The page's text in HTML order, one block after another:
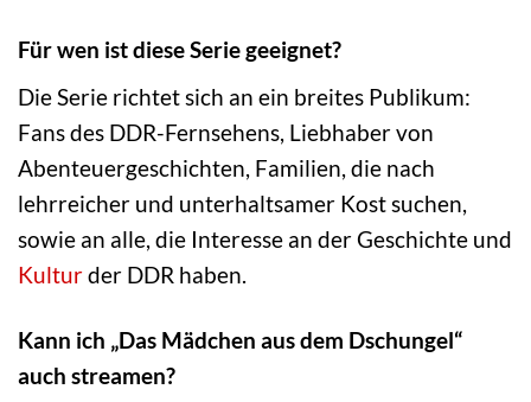
Für wen ist diese Serie geeignet?
Die Serie richtet sich an ein breites Publikum:
Fans des DDR-Fernsehens, Liebhaber von
Abenteuergeschichten, Familien, die nach
lehrreicher und unterhaltsamer Kost suchen,
sowie an alle, die Interesse an der Geschichte und
Kulturder DDR haben.
Kann ich „Das Mädchen aus dem Dschungel“
auch streamen?